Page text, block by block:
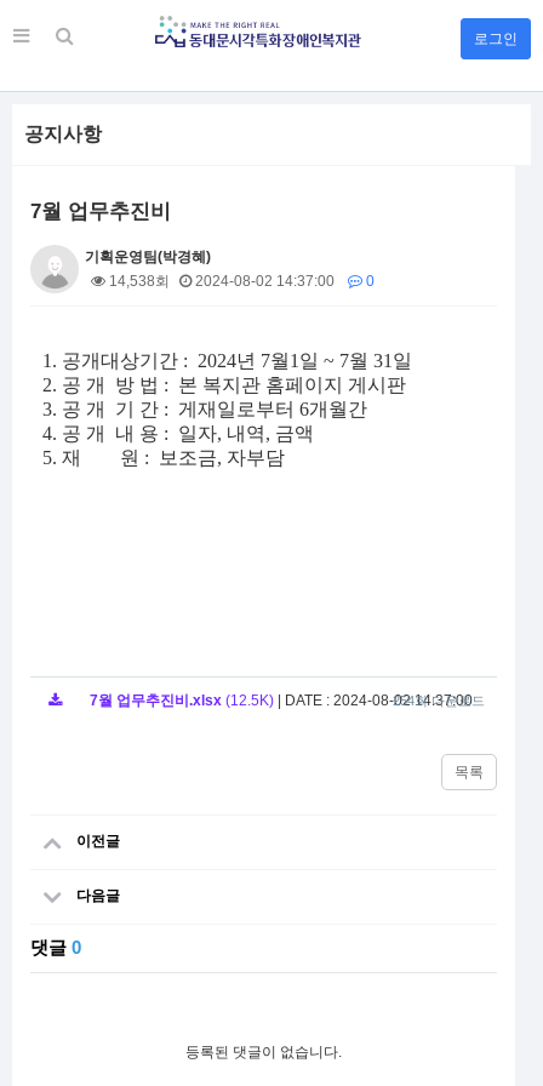
로그인
공지사항
7월 업무추진비
기획운영팀(박경혜)
14,538회
2024-08-02 14:37:00 0
1. 공개대상기간 : 2024년 7월1일 ~ 7월 31일
2. 공 개
방 법 : 본 복지관 홈페이지 게시판
3. 공 개 기 간 : 게재일로부터 6개월간
4. 공 개
내 용 : 일자, 내역, 금액
5. 재 원 : 보조금, 자부담
7월 업무추진비.xlsx (12.5K) 254회 다운로드
DATE : 2024-08-02 14:37:00
목록
이전글
다음글
댓글 0
등록된 댓글이 없습니다.